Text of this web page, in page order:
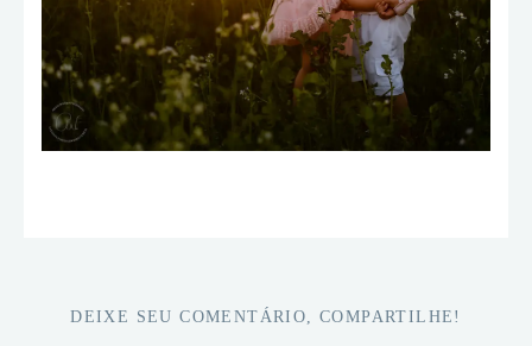
DEIXE SEU COMENTÁRIO, COMPARTILHE!